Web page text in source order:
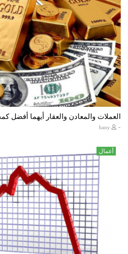
العملات والمعادن والعقار أيهما أفضل
-
أعمال